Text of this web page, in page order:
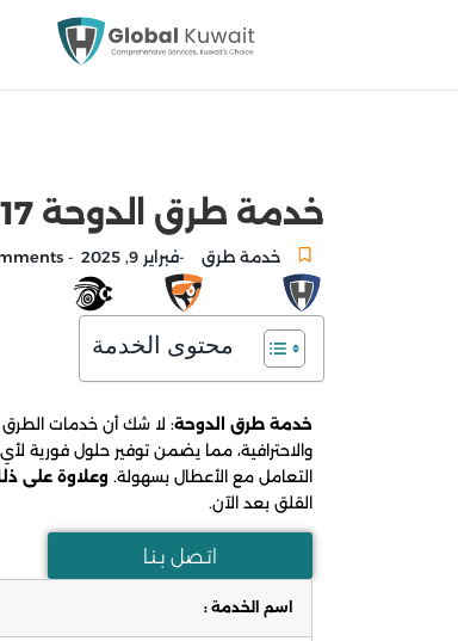
خدمة طرق الدوحة 90925617 خدمة الطريق وخدمة سيارات الكويت
خدمة طرق -فبراير 9, 2025 -
محتوى الخدمة
خدمة طرق الدوحة: لا شك أن خدمات الطرق
والاحترافية، مما يضمن توفير حلول فورية
التعامل مع الأعطال بسهولة. وعلاوة على
القلق بعد الآن.
اتـصل بـنـا
اسم الخدمة :